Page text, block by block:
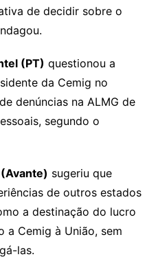
de decidir sobre o
(PT) questionou a
da Cemig no
denúncias na ALMG de
segundo o
sugeriu que
de outros estados
a destinação do lucro
a Cemig à União, sem
las.